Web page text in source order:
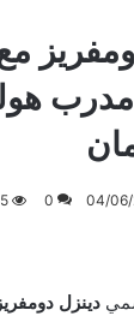
04/
0
دينزل دومفريز